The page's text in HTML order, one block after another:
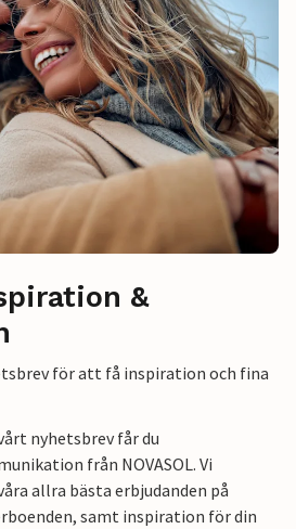
&
för att få inspiration och fina
nyhetsbrev får du
från NOVASOL. Vi
allra bästa erbjudanden på
samt inspiration för din